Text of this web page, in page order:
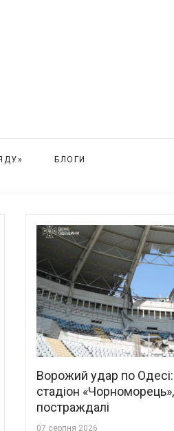
БЛОГИ
Ворожий удар по
стадіон
постраждалі
07 серпня 2026